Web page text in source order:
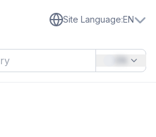
Site Language:EN